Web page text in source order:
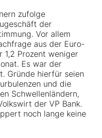
zufolge
der
Vor allem
aus der Euro-
1,2 Prozent weniger
Es war der
Gründe hierfür seien
und die
Schwellenländern,
der VP Bank.
noch lange keine